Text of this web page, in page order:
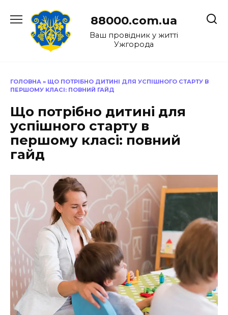
до
88000.com.ua
Ваш провідник у житті
Ужгорода
ГОЛОВНА » ЩО ПОТРІБНО ДИТИНІ ДЛЯ УСПІШНОГО СТАРТУ В
ПЕРШОМУ КЛАСІ: ПОВНИЙ ГАЙД
Що потрібно дитині для
успішного старту в
першому класі: повний
гайд